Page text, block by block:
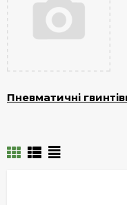
Пневматичні